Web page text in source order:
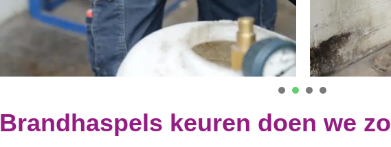
Brandhaspels keuren doen we zo